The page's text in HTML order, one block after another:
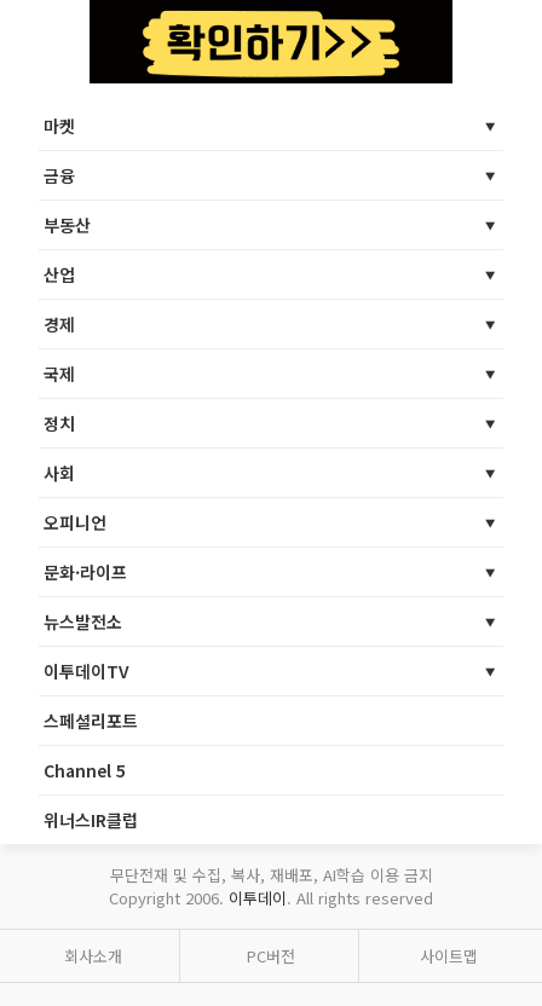
마켓
금융
부동산
산업
경제
국제
정치
사회
오피니언
문화·라이프
뉴스발전소
이투데이TV
스페셜리포트
Channel 5
위너스IR클럽
무단전재 및 수집, 복사, 재배포, AI학습 이용 금지
Copyright 2006. 이투데이. All rights reserved
회사소개 PC버전 사이트맵